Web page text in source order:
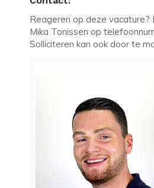
Reageren op deze
Mika Tonissen op
Solliciteren kan ook door te